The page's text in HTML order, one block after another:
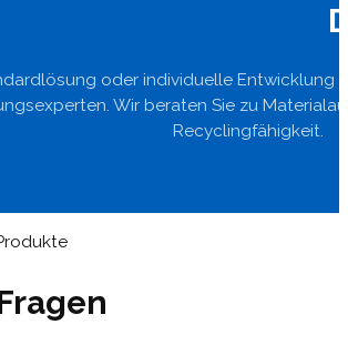
oder individuelle Entwicklung
Wir beraten Sie zu
Recyclingfähigkeit.